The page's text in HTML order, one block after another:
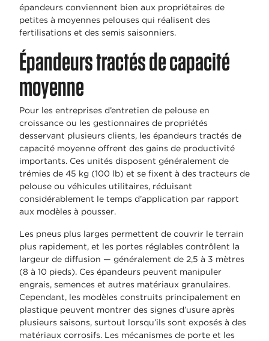
épandeurs conviennent bien aux propriétaires de
petites à moyennes pelouses qui réalisent des
fertilisations et des semis saisonniers.
Épandeurs tractés de capacité
moyenne
Pour les entreprises d’entretien de pelouse en
croissance ou les gestionnaires de propriétés
desservant plusieurs clients, les épandeurs tractés de
capacité moyenne offrent des gains de productivité
importants. Ces unités disposent généralement de
trémies de 45 kg (100 lb) et se fixent à des tracteurs de
pelouse ou véhicules utilitaires, réduisant
considérablement le temps d’application par rapport
aux modèles à pousser.
Les pneus plus larges permettent de couvrir le terrain
plus rapidement, et les portes réglables contrôlent la
largeur de diffusion — généralement de 2,5 à 3 mètres
(8 à 10 pieds). Ces épandeurs peuvent manipuler
engrais, semences et autres matériaux granulaires.
Cependant, les modèles construits principalement en
plastique peuvent montrer des signes d’usure après
plusieurs saisons, surtout lorsqu’ils sont exposés à des
matériaux corrosifs. Les mécanismes de porte et les